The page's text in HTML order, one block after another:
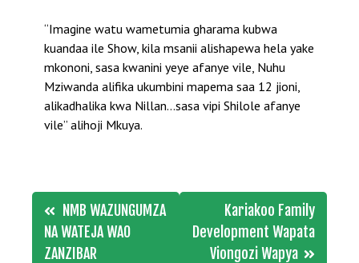
“Imagine watu wametumia gharama kubwa
kuandaa ile Show, kila msanii alishapewa hela yake
mkononi, sasa kwanini yeye afanye vile, Nuhu
Mziwanda alifika ukumbini mapema saa 12 jioni,
alikadhalika kwa Nillan…sasa vipi Shilole afanye
vile” alihoji Mkuya.
Post
navigation
NMB WAZUNGUMZA
NA WATEJA WAO
ZANZIBAR
Kariakoo Family
Development Wapata
Viongozi Wapya